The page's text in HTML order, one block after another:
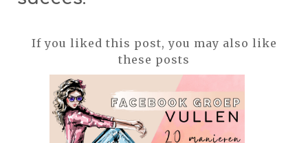
If you liked this post, you may also like
these posts